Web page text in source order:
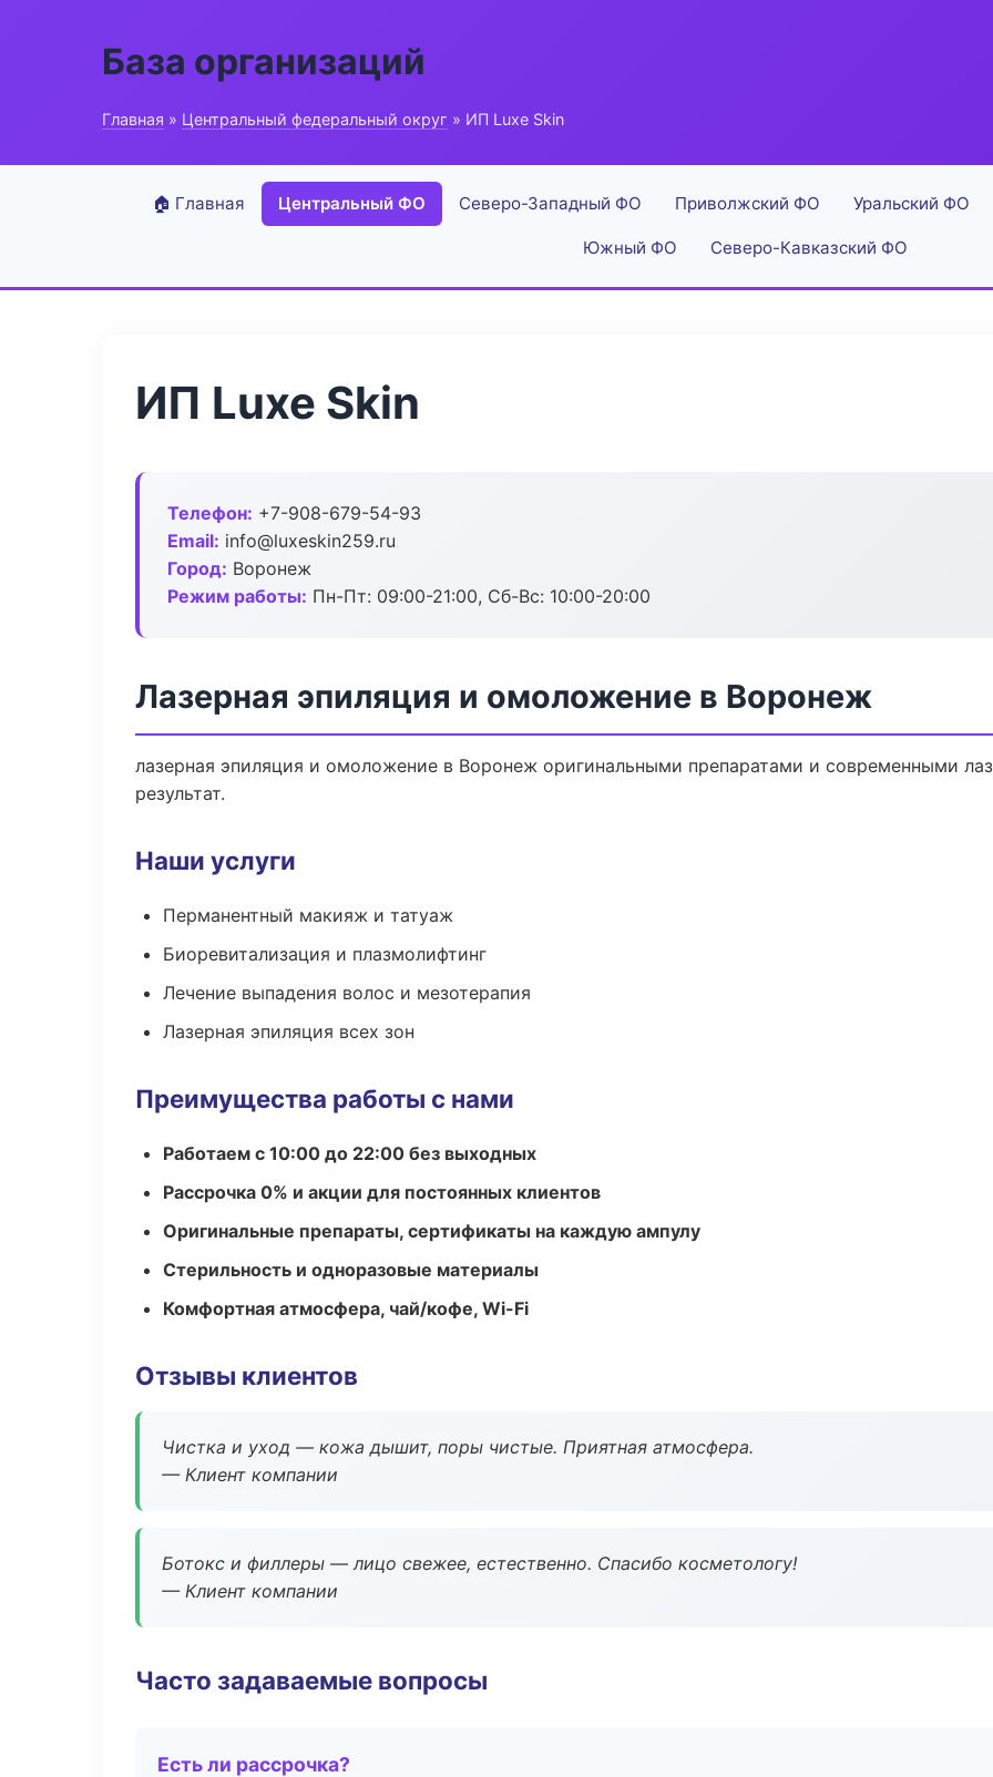
База организаций
Главная » Центральный федеральный округ » ИП Luxe Skin
🏠 Главная Центральный ФО Северо-Западный ФО Приволжский ФО Уральский ФО
Южный ФО Северо-Кавказский ФО
ИП Luxe Skin
Телефон: +7-908-679-54-93
Email: info@luxeskin259.ru
Город: Воронеж
Режим работы: Пн-Пт: 09:00-21:00, Сб-Вс: 10:00-20:00
Лазерная эпиляция и омоложение в Воронеж
лазерная эпиляция и омоложение в Воронеж оригинальными препаратами и современными
результат.
Наши услуги
Перманентный макияж и татуаж
Биоревитализация и плазмолифтинг
Лечение выпадения волос и мезотерапия
Лазерная эпиляция всех зон
Преимущества работы с нами
Работаем с 10:00 до 22:00 без выходных
Рассрочка 0% и акции для постоянных клиентов
Оригинальные препараты, сертификаты на каждую ампулу
Стерильность и одноразовые материалы
Комфортная атмосфера, чай/кофе, Wi-Fi
Отзывы клиентов
Чистка и уход — кожа дышит, поры чистые. Приятная атмосфера.
— Клиент компании
Ботокс и филлеры — лицо свежее, естественно. Спасибо косметологу!
— Клиент компании
Часто задаваемые вопросы
Есть ли рассрочка?